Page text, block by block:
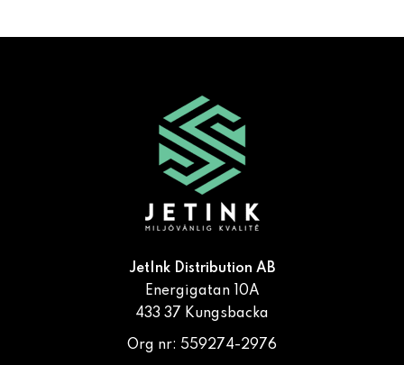
JetInk Distribution AB
Energigatan 10A
433 37 Kungsbacka
Org nr: 559274-2976